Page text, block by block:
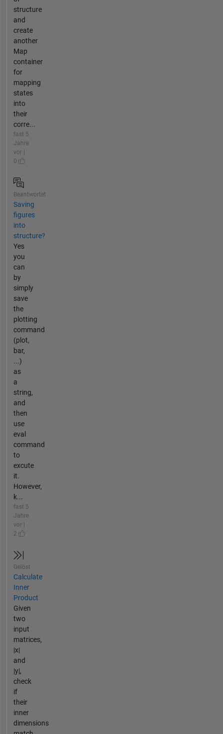
structure
and
create
another
Map
container
for
mapping
states
into
their
corre...
fast 5
Jahre
vor |
0
Beantwortet
Saving
figures
into
structure?
Yes
you
can
by
simply
save
the
plotting
command
(plot,
bar,
...)
as
a
string,
and
then
use
eval
command
to
excute
it.
However,
k...
fast 5
Jahre
vor |
2
Gelöst
Calculate
Inner
Product
Given
two
input
matrices,
|x|
and
|y|,
check
if
their
inner
dimensions